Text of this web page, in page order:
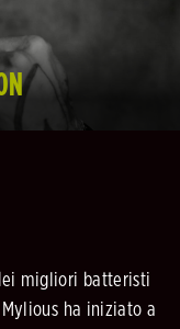
migliori batteristi
ha iniziato a